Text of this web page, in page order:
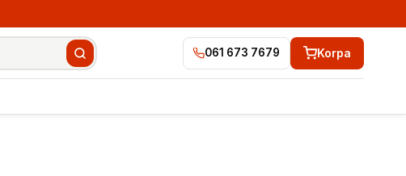
061 673 7679 Korpa